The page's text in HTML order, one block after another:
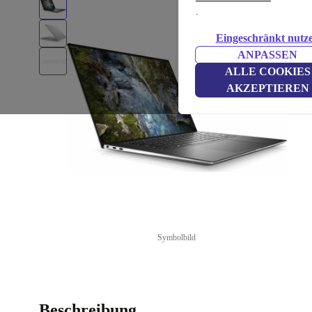
.
Eingeschränkt
ANPASSEN
ALLE COOKIES
AKZEPTIEREN
Symbolbild